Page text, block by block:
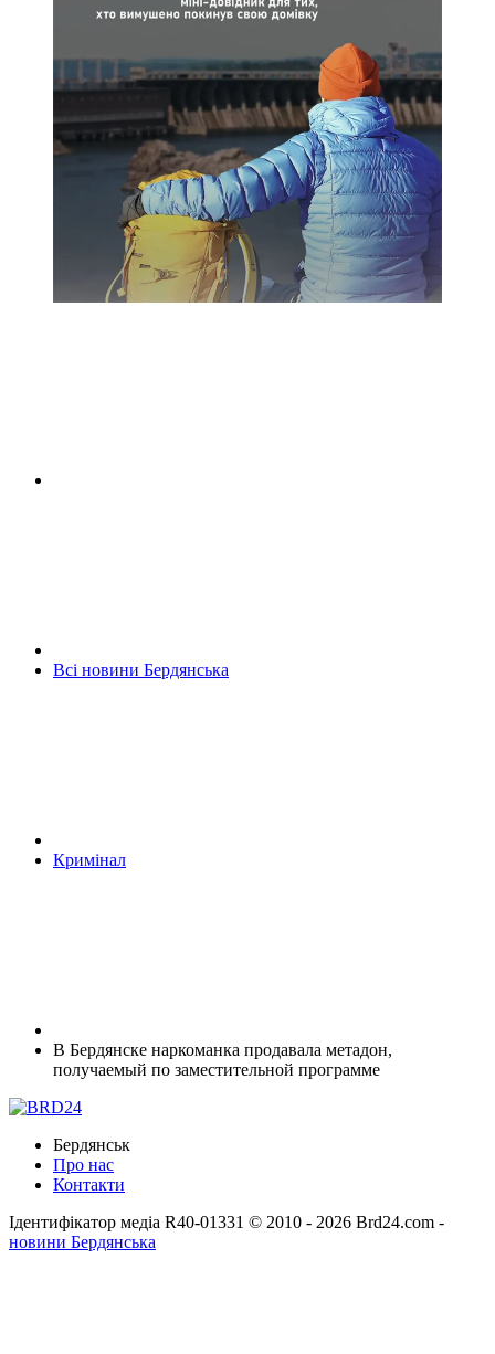
Всі новини Бердянська
Кримінал
В Бердянске наркоманка продавала метадон,
получаемый по заместительной программе
Бердянськ
Про нас
Контакти
Ідентифікатор медіа R40-01331 © 2010 - 2026 Brd24.com -
новини Бердянська